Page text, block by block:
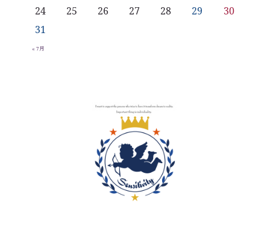
24
25 26 27 28 29
30
31
« 7月